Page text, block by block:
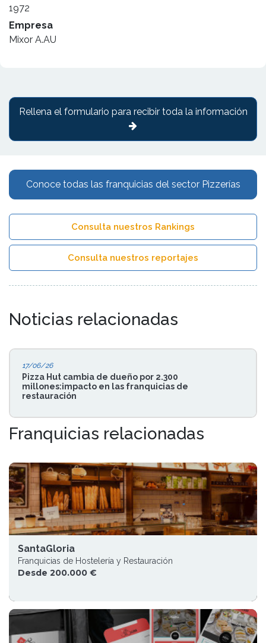
1972
Empresa
Mixor A.AU
Conoce todas las franquicias del sector Pizzerías
Consulta nuestros Rankings
Consulta nuestros reportajes
Noticias relacionadas
17/06/26
Pizza Hut cambia de dueño por 2.300
millones:impacto en las franquicias de
restauración
Franquicias relacionadas
SantaGloria
Franquicias de Hostelería y Restauración
Desde 200.000 €